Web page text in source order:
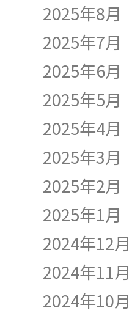
2025年8月
2025年7月
2025年6月
2025年5月
2025年4月
2025年3月
2025年2月
2025年1月
2024年12月
2024年11月
2024年10月